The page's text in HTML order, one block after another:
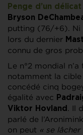
Penge d’un
Bryson
putting (76/+6). Ni
lors du dernier
connu de gros
Le n°2 mondial
notamment la
concédé cinq
égalité avec
Viktor Hovland . Il
parlé de
on peut « se lâcher